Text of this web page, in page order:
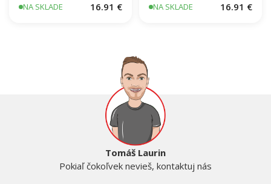
NA SKLADE 16.91 € NA SKLADE 16.91 €
Tomáš Laurin
Pokiaľ čokoľvek nevieš, kontaktuj nás